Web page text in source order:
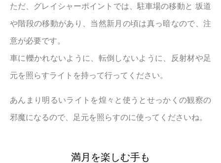
ただ、グレイシャーポイントでは、駐車場の移動と 坂道
や階段の移動があり、当然新月の頃は真っ暗なので、注
意が必要です。
車に轢かれないように、転倒しないように、反射材や足
元を照らすライトを持って行ってください。
あんまり明るいライトを煌々と使うとせっかくの観察の
邪魔になるので、足元を照らすのに使ってくださいね。
満月を楽しむ手も